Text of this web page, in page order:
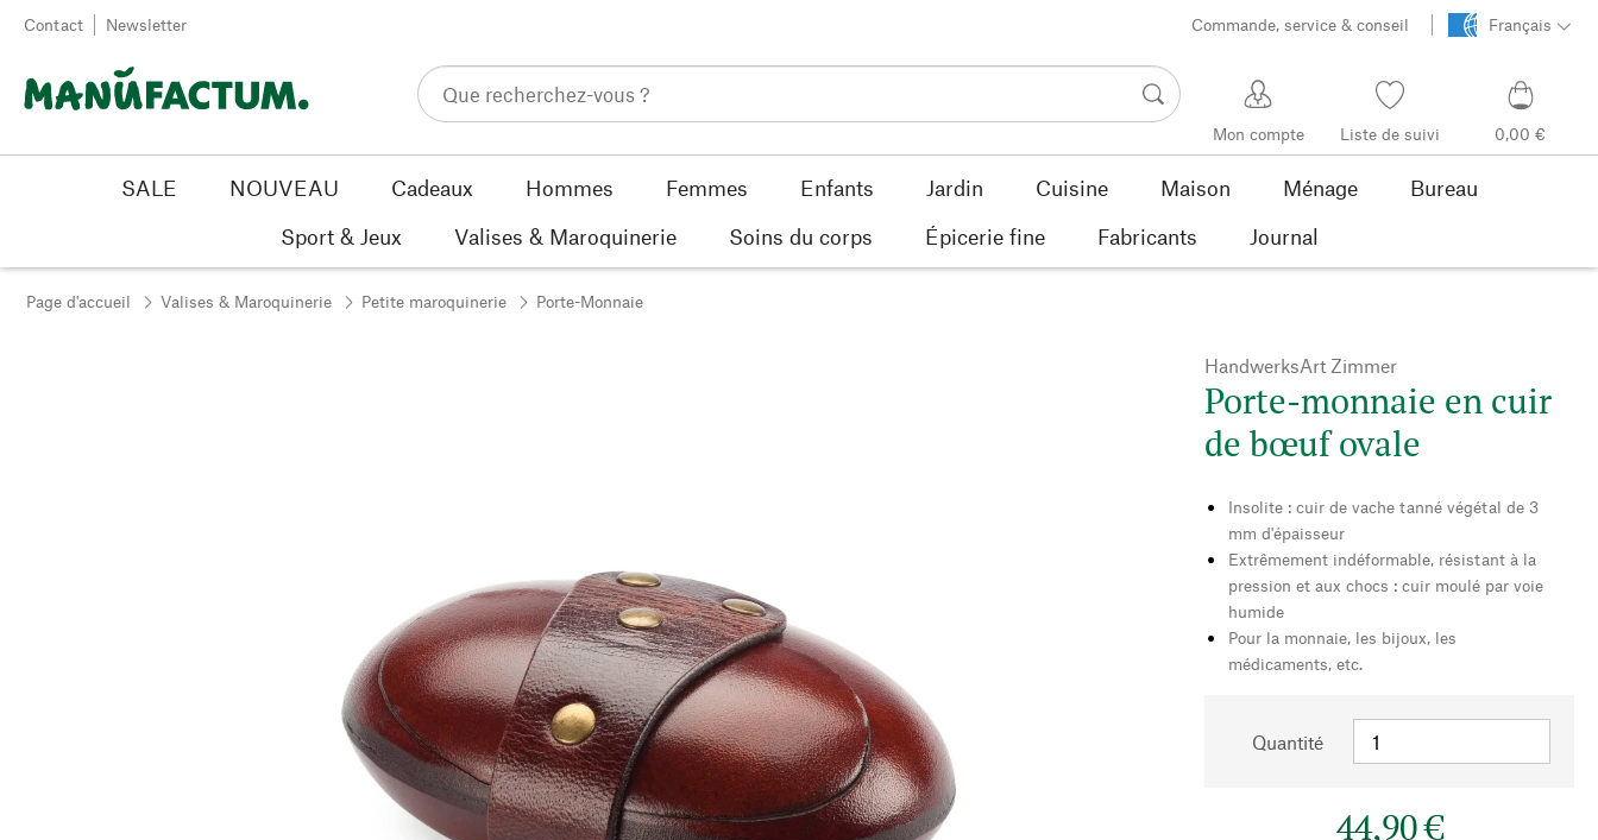
Passer au contenu
Contact Newsletter Commande, service & conseil Français
Mon compte Liste de suivi 0,00 €
SALE NOUVEAU Cadeaux Hommes Femmes Enfants Jardin Cuisine Maison Ménage
Bureau
Sport & Jeux
Valises & Maroquinerie Soins du corps Épicerie fine Fabricants Journal
Page d'accueil Valises & Maroquinerie Petite maroquinerie Porte-Monnaie
HandwerksArt Zimmer
Porte-monnaie en cuir
de bœuf ovale
Insolite : cuir de vache tanné végétal de 3
mm d'épaisseur
Extrêmement indéformable, résistant à la
pression et aux chocs : cuir moulé par voie
humide
Pour la monnaie, les bijoux, les
médicaments, etc.
Quantité
44,90 €